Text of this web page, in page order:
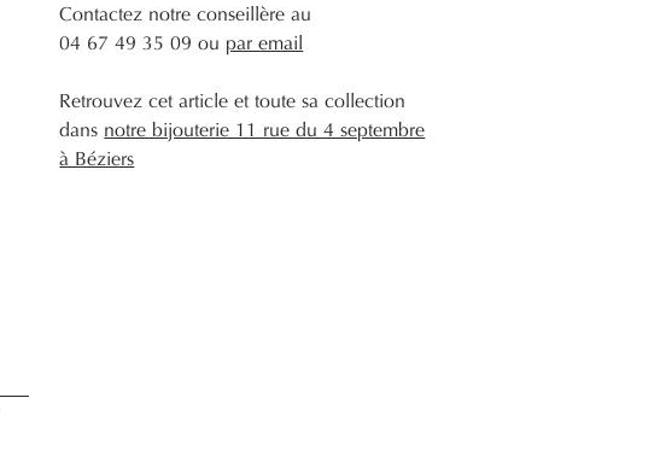
Contactez notre conseillère au
04 67 49 35 09 ou par email
Retrouvez cet article et toute sa collection
dans notre bijouterie 11 rue du 4 septembre
à Béziers